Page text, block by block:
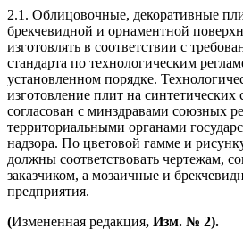
2.1. Облицовочные, декоративные
брекчевидной и орнаментной
изготовлять в соответствии с
стандарта по технологическим
установленном порядке.
изготовление плит на
согласован с минздравами союзных
территориальными органами
надзора. По цветовой гамме и
должны соответствовать чертежам,
заказчиком, а мозаичные и
предприятия.
(Измененная редакция, Изм. № 2).